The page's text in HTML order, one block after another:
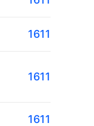
1611
1611
1611